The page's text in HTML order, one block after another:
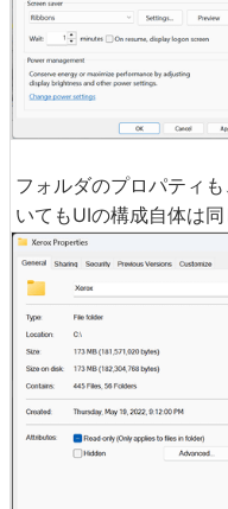
フォルダのプロパティ
いてもUIの構成自体は同